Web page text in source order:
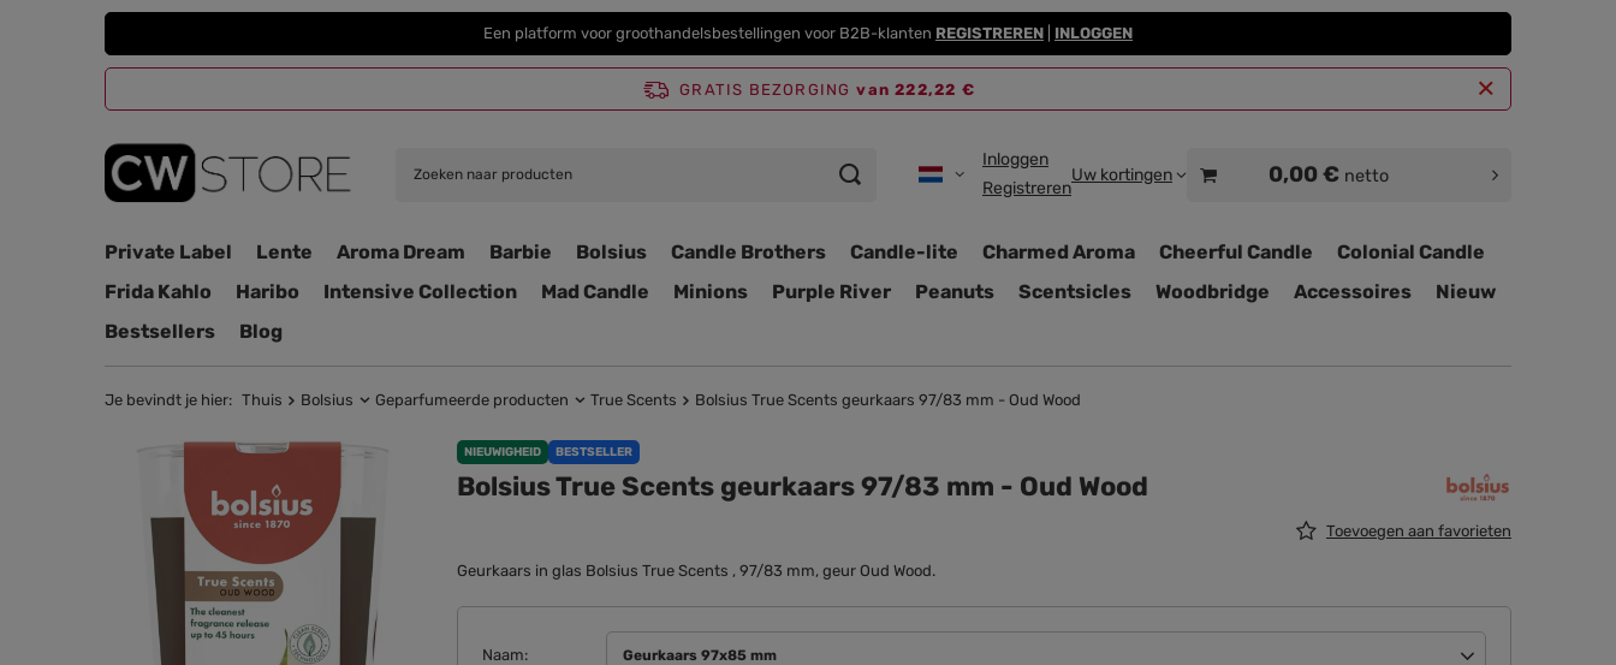
Een platform voor groothandelsbestellingen voor B2B-klanten REGISTREREN INLOGGEN
GRATIS BEZORGING van 222,22 €
Inloggen
Registreren
Uw kortingen 0,00 € netto
Private Label Lente Aroma Dream Barbie Bolsius Candle Brothers Candle-lite Charmed Aroma Cheerful Candle
Colonial Candle
Frida Kahlo
Haribo Intensive Collection Mad Candle Minions Purple River Peanuts Scentsicles Woodbridge Accessoires
Nieuw
Bestsellers
Blog
Je bevindt je hier: Thuis Bolsius Geparfumeerde producten True Scents Bolsius True Scents geurkaars 97/83 mm - Oud Wood
NIEUWIGHEID BESTSELLER
Bolsius True Scents geurkaars 97/83 mm - Oud Wood
Toevoegen aan favorieten
Geurkaars in glas Bolsius True Scents , 97/83 mm, geur Oud Wood.
Naam Geurkaars 97x85 mm